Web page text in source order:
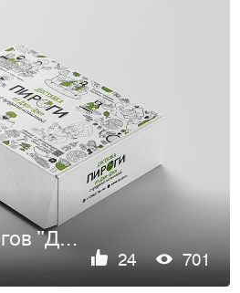
Упаковка пирогов "Джо-Джо".
24 701